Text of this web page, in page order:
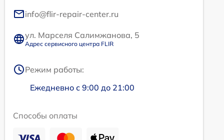
info@flir-repair-center.ru
ул. Марселя Салимжанова, 5
Адрес сервисного центра FLIR
Режим работы:
Ежедневно с 9:00 до 21:00
Способы оплаты